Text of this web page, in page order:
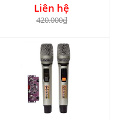
Liên hệ
420.000₫